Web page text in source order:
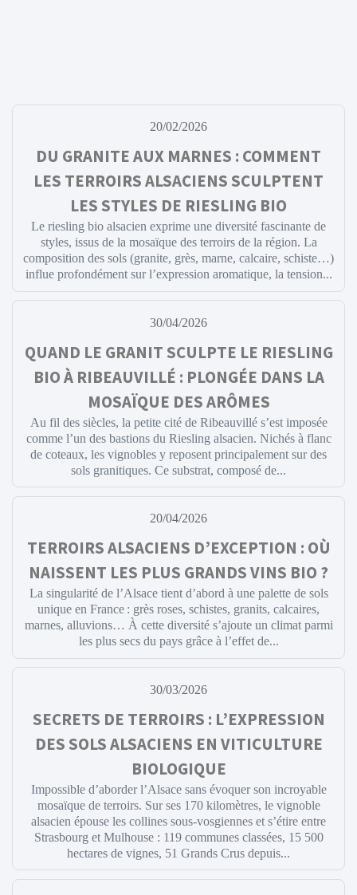
20/02/2026
DU GRANITE AUX MARNES : COMMENT
LES TERROIRS ALSACIENS SCULPTENT
LES STYLES DE RIESLING BIO
Le riesling bio alsacien exprime une diversité fascinante de
styles, issus de la mosaïque des terroirs de la région. La
composition des sols (granite, grès, marne, calcaire, schiste…)
influe profondément sur l’expression aromatique, la tension...
30/04/2026
QUAND LE GRANIT SCULPTE LE RIESLING
BIO À RIBEAUVILLÉ : PLONGÉE DANS LA
MOSAÏQUE DES ARÔMES
Au fil des siècles, la petite cité de Ribeauvillé s’est imposée
comme l’un des bastions du Riesling alsacien. Nichés à flanc
de coteaux, les vignobles y reposent principalement sur des
sols granitiques. Ce substrat, composé de...
20/04/2026
TERROIRS ALSACIENS D’EXCEPTION : OÙ
NAISSENT LES PLUS GRANDS VINS BIO ?
La singularité de l’Alsace tient d’abord à une palette de sols
unique en France : grès roses, schistes, granits, calcaires,
marnes, alluvions… À cette diversité s’ajoute un climat parmi
les plus secs du pays grâce à l’effet de...
30/03/2026
SECRETS DE TERROIRS : L’EXPRESSION
DES SOLS ALSACIENS EN VITICULTURE
BIOLOGIQUE
Impossible d’aborder l’Alsace sans évoquer son incroyable
mosaïque de terroirs. Sur ses 170 kilomètres, le vignoble
alsacien épouse les collines sous-vosgiennes et s’étire entre
Strasbourg et Mulhouse : 119 communes classées, 15 500
hectares de vignes, 51 Grands Crus depuis...